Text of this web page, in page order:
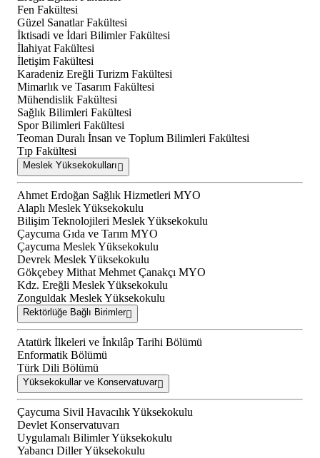
Fen Fakültesi
Güzel Sanatlar Fakültesi
İktisadi ve İdari Bilimler Fakültesi
İlahiyat Fakültesi
İletişim Fakültesi
Karadeniz Ereğli Turizm Fakültesi
Mimarlık ve Tasarım Fakültesi
Mühendislik Fakültesi
Sağlık Bilimleri Fakültesi
Spor Bilimleri Fakültesi
Teoman Duralı İnsan ve Toplum Bilimleri Fakültesi
Tıp Fakültesi
Meslek Yüksekokulları
Ahmet Erdoğan Sağlık Hizmetleri MYO
Alaplı Meslek Yüksekokulu
Bilişim Teknolojileri Meslek Yüksekokulu
Çaycuma Gıda ve Tarım MYO
Çaycuma Meslek Yüksekokulu
Devrek Meslek Yüksekokulu
Gökçebey Mithat Mehmet Çanakçı MYO
Kdz. Ereğli Meslek Yüksekokulu
Zonguldak Meslek Yüksekokulu
Rektörlüğe Bağlı Birimler
Atatürk İlkeleri ve İnkılâp Tarihi Bölümü
Enformatik Bölümü
Türk Dili Bölümü
Yüksekokullar ve Konservatuvar
Çaycuma Sivil Havacılık Yüksekokulu
Devlet Konservatuvarı
Uygulamalı Bilimler Yüksekokulu
Yabancı Diller Yüksekokulu